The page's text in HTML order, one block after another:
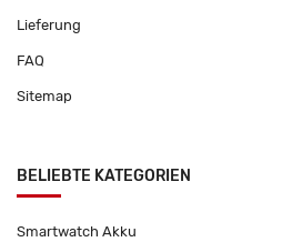
Lieferung
FAQ
Sitemap
BELIEBTE KATEGORIEN
Smartwatch Akku